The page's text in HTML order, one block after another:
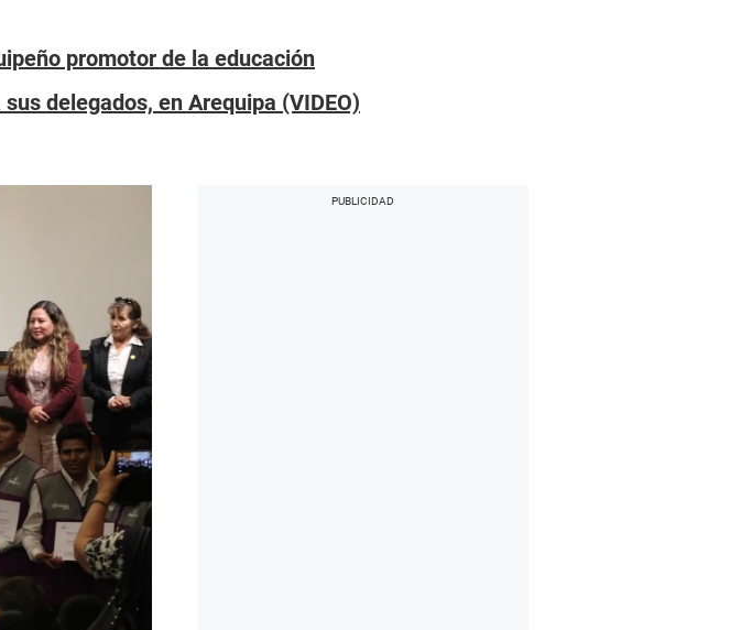
promotor de la educación
delegados, en Arequipa (VIDEO)